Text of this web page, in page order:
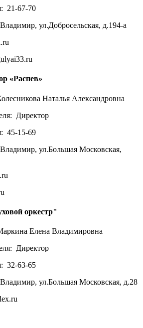
21-67-70
ул.Добросельская, д.194-а
«Распев»
Наталья Александровна
Директор
45-15-69
ул.Большая Московская,
оркестр"
Елена Владимировна
Директор
32-63-65
ул.Большая Московская, д.28